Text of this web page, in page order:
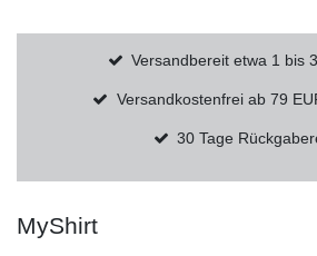
Versandbereit etwa 1 bis
Versandkostenfrei ab 79
30 Tage
MyShirt